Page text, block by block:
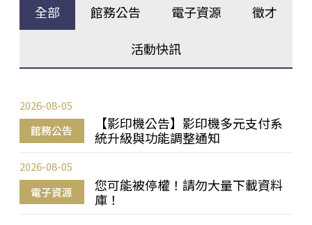
全部 館務公告 電子資源 徵才
活動快訊
館務公告
【影印機公告】影印機多元支付系
統升級與功能調整通知
2026-08-05
電子資源
您可能被停權！請勿大量下載資料
庫！
2026-08-05